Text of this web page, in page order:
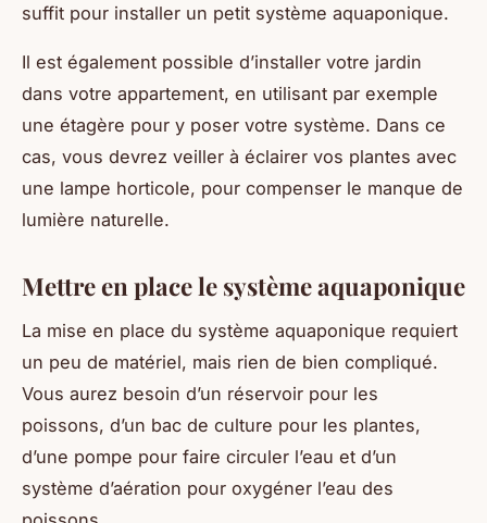
suffit pour installer un petit système aquaponique.
Il est également possible d’installer votre jardin
dans votre appartement, en utilisant par exemple
une étagère pour y poser votre système. Dans ce
cas, vous devrez veiller à éclairer vos plantes avec
une lampe horticole, pour compenser le manque de
lumière naturelle.
Mettre en place le système aquaponique
La mise en place du système aquaponique requiert
un peu de matériel, mais rien de bien compliqué.
Vous aurez besoin d’un réservoir pour les
poissons, d’un bac de culture pour les plantes,
d’une pompe pour faire circuler l’eau et d’un
système d’aération pour oxygéner l’eau des